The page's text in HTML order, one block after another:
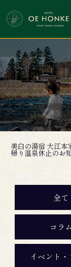
美白の湯宿 大江本
帰り温泉休止のお
全て
コラム
イベント・